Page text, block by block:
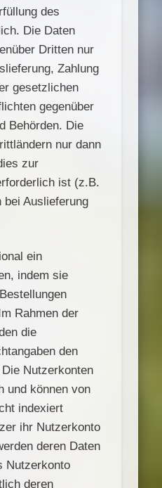
des
Die Daten
Dritten nur
Zahlung
gesetzlichen
gegenüber
Behörden. Die
nur dann
zur
ist (z.B.
bei Auslieferung
ein
indem sie
Rahmen der
die
den
Nutzerkonten
und können von
indexiert
ihr Nutzerkonto
deren Daten
Nutzerkonto
deren